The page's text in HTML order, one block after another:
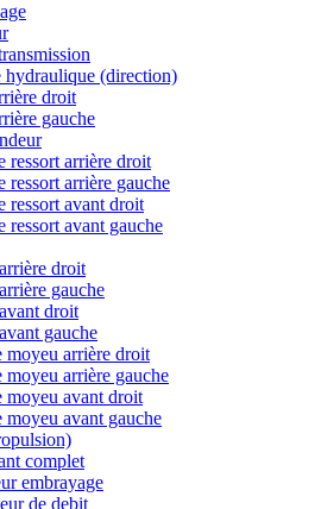
hydraulique (direction)
droit
gauche
ressort arrière droit
ressort arrière gauche
ressort avant droit
ressort avant gauche
droit
gauche
droit
gauche
moyeu arrière droit
moyeu arrière gauche
moyeu avant droit
moyeu avant gauche
complet
embrayage
de debit